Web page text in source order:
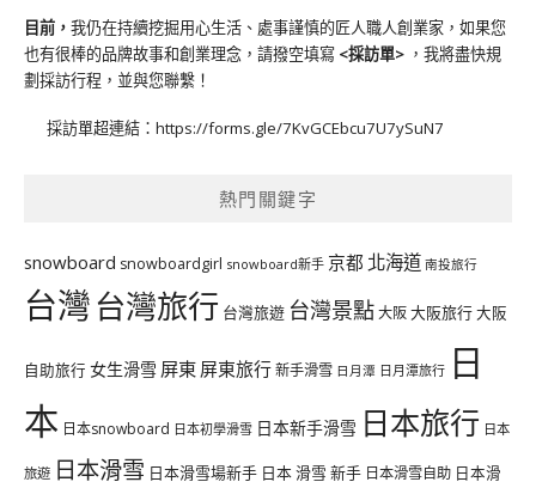
目前， 我仍在持續挖掘用心生活、處事謹慎的匠人職人創業家，如果您
也有很棒的品牌故事和創業理念，請撥空填寫 <採訪單> ，我將盡快規
劃採訪行程，並與您聯繫！
採訪單超連結： https://forms.gle/7KvGCEbcu7U7ySuN7
熱門關鍵字
snowboard snowboardgirl snowboard新手 京都 北海道 南投旅行
台灣台灣旅行 台灣旅遊 台灣景點大阪大阪旅行大阪
自助旅行 女生滑雪 屏東 屏東旅行新手滑雪 日月潭 日月潭旅行 日
本 日本snowboard 日本初學滑雪 日本新手滑雪 日本旅行 日本
旅遊 日本滑雪 日本滑雪場新手 日本 滑雪 新手 日本滑雪自助 日本滑